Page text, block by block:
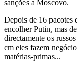
sanções a Moscovo.
Depois de 16 pacotes
encolher Putin, mas
directamente os
cm eles fazem
matérias-primas...